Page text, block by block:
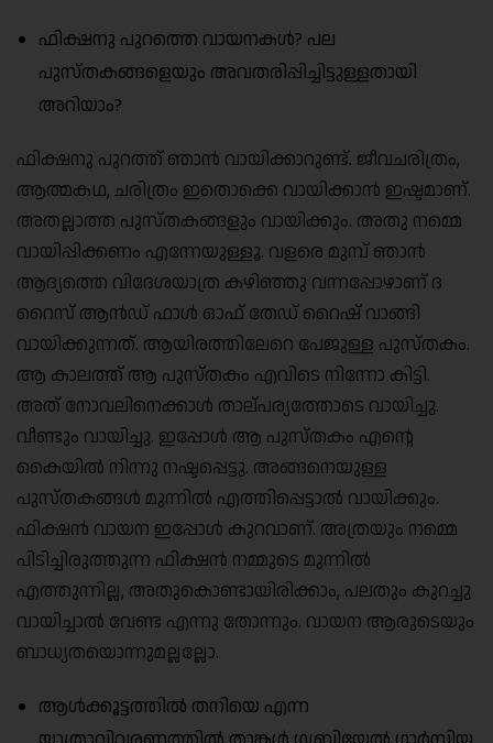
ഫിക്ഷനു പുറത്തെ വായനകൾ? പല
പുസ്തകങ്ങളെയും അവതരിപ്പിച്ചിട്ടുള്ളതായി
അറിയാം?
ഫിക്ഷനു പുറത്ത് ഞാൻ വായിക്കാറുണ്ട്. ജീവചരിത്രം,
ആത്മകഥ, ചരിത്രം ഇതൊക്കെ വായിക്കാൻ ഇഷ്ടമാണ്.
അതല്ലാത്ത പുസ്തകങ്ങളും വായിക്കും. അതു നമ്മെ
വായിപ്പിക്കണം എന്നേയുള്ളൂ. വളരെ മുമ്പ് ഞാൻ
ആദ്യത്തെ വിദേശയാത്ര കഴിഞ്ഞു വന്നപ്പോഴാണ് ദ
റൈസ് ആൻഡ് ഫാൾ ഓഫ് തേഡ് റൈഷ് വാങ്ങി
വായിക്കുന്നത്. ആയിരത്തിലേറെ പേജുള്ള പുസ്തകം.
ആ കാലത്ത് ആ പുസ്തകം എവിടെ നിന്നോ കിട്ടി.
അത് നോവലിനെക്കാൾ താല്പര്യത്തോടെ വായിച്ചു.
വീണ്ടും വായിച്ചു. ഇപ്പോൾ ആ പുസ്തകം എന്റെ
കൈയിൽ നിന്നു നഷ്ടപ്പെട്ടു. അങ്ങനെയുള്ള
പുസ്തകങ്ങൾ മുന്നിൽ എത്തിപ്പെട്ടാൽ വായിക്കും.
ഫിക്ഷൻ വായന ഇപ്പോൾ കുറവാണ്. അത്രയും നമ്മെ
പിടിച്ചിരുത്തുന്ന ഫിക്ഷൻ നമ്മുടെ മുന്നിൽ
എത്തുന്നില്ല, അതുകൊണ്ടായിരിക്കാം, പലതും കുറച്ചു
വായിച്ചാൽ വേണ്ട എന്നു തോന്നും. വായന ആരുടെയും
ബാധ്യതയൊന്നുമല്ലല്ലോ.
ആൾക്കൂട്ടത്തിൽ തനിയെ എന്ന